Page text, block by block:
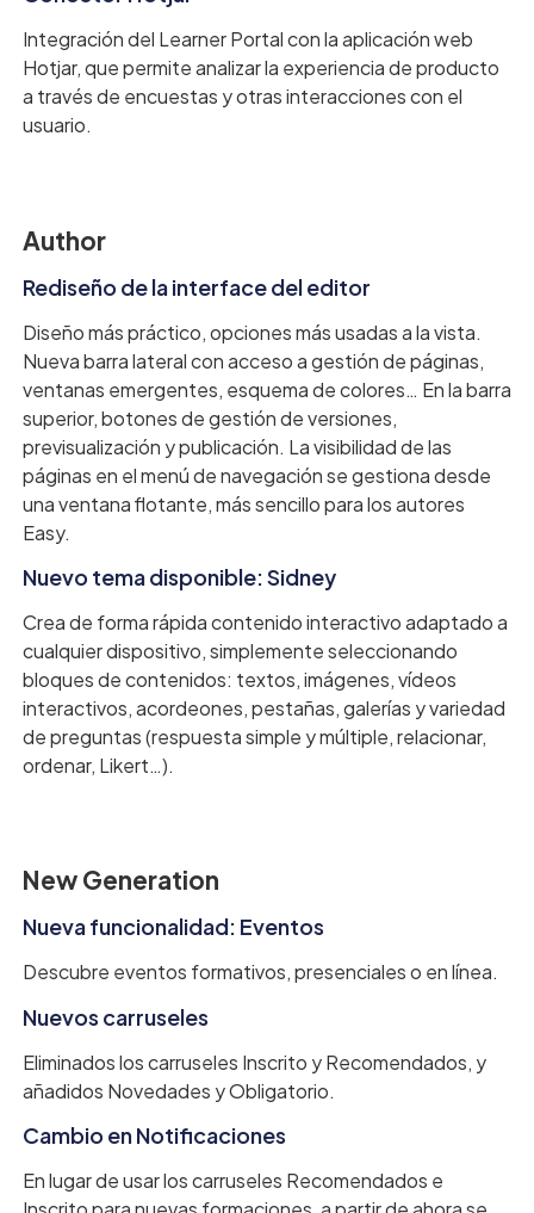
Integración del Learner Portal con la aplicación web
Hotjar, que permite analizar la experiencia de producto
a través de encuestas y otras interacciones con el
usuario.
Author
Rediseño de la interface del editor
Diseño más práctico, opciones más usadas a la vista.
Nueva barra lateral con acceso a gestión de páginas,
ventanas emergentes, esquema de colores… En la barra
superior, botones de gestión de versiones,
previsualización y publicación. La visibilidad de las
páginas en el menú de navegación se gestiona desde
una ventana flotante, más sencillo para los autores
Easy.
Nuevo tema disponible: Sidney
Crea de forma rápida contenido interactivo adaptado a
cualquier dispositivo, simplemente seleccionando
bloques de contenidos: textos, imágenes, vídeos
interactivos, acordeones, pestañas, galerías y variedad
de preguntas (respuesta simple y múltiple, relacionar,
ordenar, Likert…).
New Generation
Nueva funcionalidad: Eventos
Descubre eventos formativos, presenciales o en línea.
Nuevos carruseles
Eliminados los carruseles Inscrito y Recomendados, y
añadidos Novedades y Obligatorio.
Cambio en Notificaciones
En lugar de usar los carruseles Recomendados e